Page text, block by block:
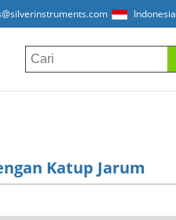
Indonesia
Katup Jarum